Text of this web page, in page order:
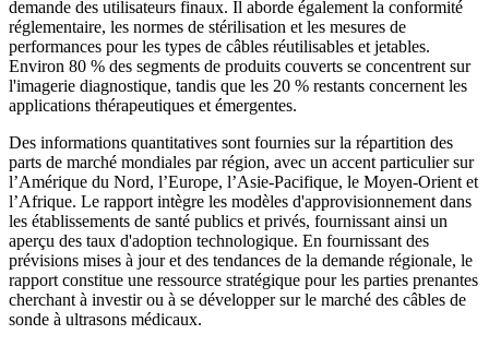
demande des utilisateurs finaux. Il aborde également la conformité
réglementaire, les normes de stérilisation et les mesures de
performances pour les types de câbles réutilisables et jetables.
Environ 80 % des segments de produits couverts se concentrent sur
l'imagerie diagnostique, tandis que les 20 % restants concernent les
applications thérapeutiques et émergentes.
Des informations quantitatives sont fournies sur la répartition des
parts de marché mondiales par région, avec un accent particulier sur
l’Amérique du Nord, l’Europe, l’Asie-Pacifique, le Moyen-Orient et
l’Afrique. Le rapport intègre les modèles d'approvisionnement dans
les établissements de santé publics et privés, fournissant ainsi un
aperçu des taux d'adoption technologique. En fournissant des
prévisions mises à jour et des tendances de la demande régionale, le
rapport constitue une ressource stratégique pour les parties prenantes
cherchant à investir ou à se développer sur le marché des câbles de
sonde à ultrasons médicaux.